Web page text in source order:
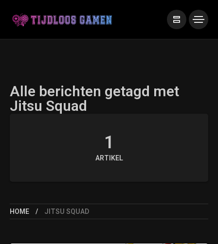
Alle berichten getagd met
Jitsu Squad
1
ARTIKEL
HOME JITSU SQUAD